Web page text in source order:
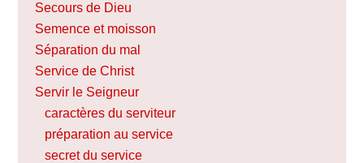
Secours de Dieu
Semence et moisson
Séparation du mal
Service de Christ
Servir le Seigneur
caractères du serviteur
préparation au service
secret du service